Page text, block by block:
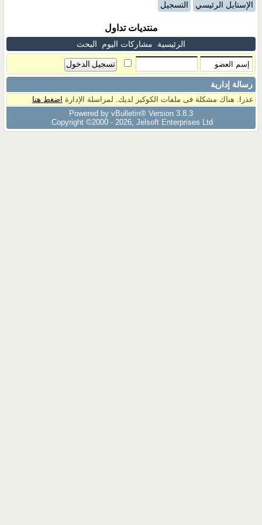
الإستايل الرئيسي التسجيل
منتديات تداول
الرئيسية مشاركات اليوم البحث
رسالة إدارية
عذرا. هناك مشكلة فى ملفات الكوكيز لديك. لمراسلة الإدارة اضغط هنا
Powered by vBulletin® Version 3.8.3
Copyright ©2000 - 2026, Jelsoft Enterprises Ltd.